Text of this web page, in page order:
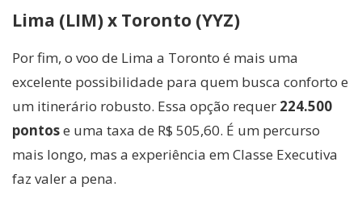
Lima (LIM) x Toronto (YYZ)
Por fim, o voo de Lima a Toronto é mais uma
excelente possibilidade para quem busca conforto e
um itinerário robusto. Essa opção requer 224.500
pontose uma taxa de R$ 505,60. É um percurso
mais longo, mas a experiência em Classe Executiva
faz valer a pena.